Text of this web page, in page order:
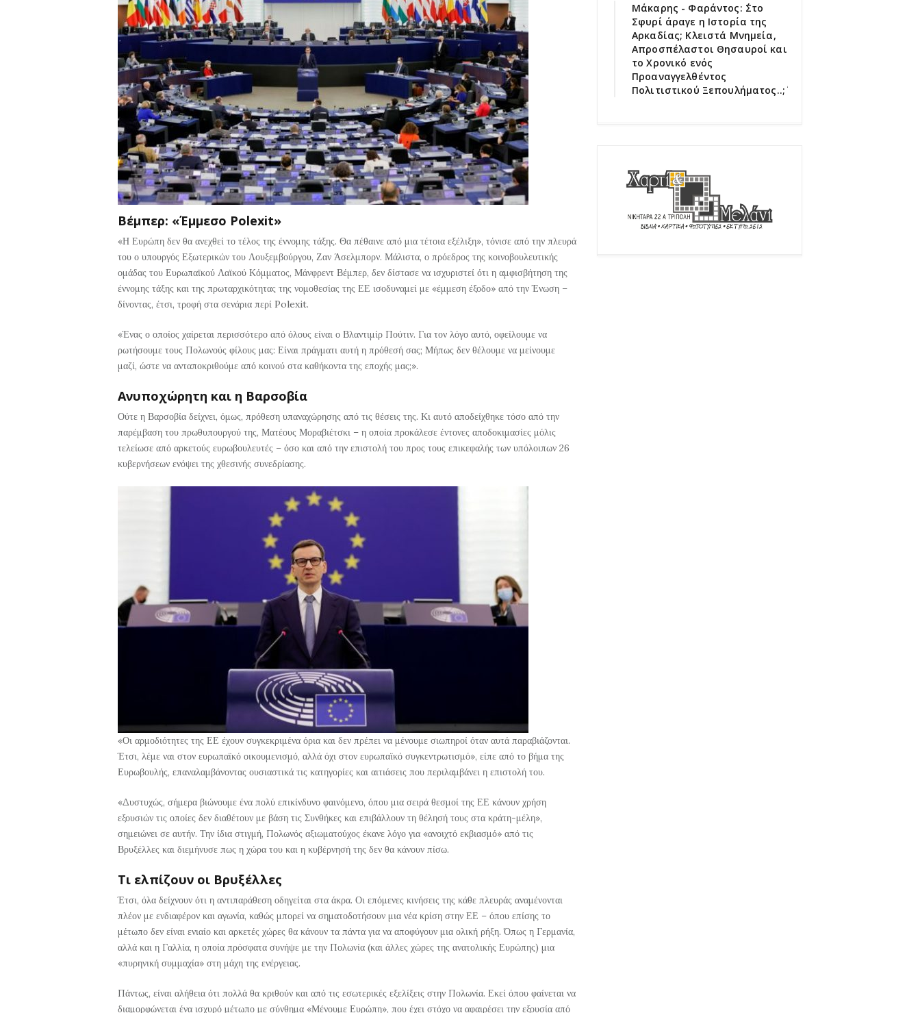
Βέμπερ: «Έμμεσο Polexit»
«Η Ευρώπη δεν θα ανεχθεί το τέλος της έννομης τάξης. Θα πέθαινε από μια τέτοια εξέλιξη», τόνισε από την πλευρά
του ο υπουργός Εξωτερικών του Λουξεμβούργου, Ζαν Άσελμπορν. Μάλιστα, ο πρόεδρος της κοινοβουλευτικής
ομάδας του Ευρωπαϊκού Λαϊκού Κόμματος, Μάνφρεντ Βέμπερ, δεν δίστασε να ισχυριστεί ότι η αμφισβήτηση της
έννομης τάξης και της πρωταρχικότητας της νομοθεσίας της ΕΕ ισοδυναμεί με «έμμεση έξοδο» από την Ένωση –
δίνοντας, έτσι, τροφή στα σενάρια περί Polexit.
«Ένας ο οποίος χαίρεται περισσότερο από όλους είναι ο Βλαντιμίρ Πούτιν. Για τον λόγο αυτό, οφείλουμε να
ρωτήσουμε τους Πολωνούς φίλους μας: Είναι πράγματι αυτή η πρόθεσή σας; Μήπως δεν θέλουμε να μείνουμε
μαζί, ώστε να ανταποκριθούμε από κοινού στα καθήκοντα της εποχής μας;».
Ανυποχώρητη και η Βαρσοβία
Ούτε η Βαρσοβία δείχνει, όμως, πρόθεση υπαναχώρησης από τις θέσεις της. Κι αυτό αποδείχθηκε τόσο από την
παρέμβαση του πρωθυπουργού της, Ματέους Μοραβιέτσκι – η οποία προκάλεσε έντονες αποδοκιμασίες μόλις
τελείωσε από αρκετούς ευρωβουλευτές – όσο και από την επιστολή του προς τους επικεφαλής των υπόλοιπων 26
κυβερνήσεων ενόψει της χθεσινής συνεδρίασης.
«Οι αρμοδιότητες της ΕΕ έχουν συγκεκριμένα όρια και δεν πρέπει να μένουμε σιωπηροί όταν αυτά παραβιάζονται.
Έτσι, λέμε ναι στον ευρωπαϊκό οικουμενισμό, αλλά όχι στον ευρωπαϊκό συγκεντρωτισμό», είπε από το βήμα της
Ευρωβουλής, επαναλαμβάνοντας ουσιαστικά τις κατηγορίες και αιτιάσεις που περιλαμβάνει η επιστολή του.
«Δυστυχώς, σήμερα βιώνουμε ένα πολύ επικίνδυνο φαινόμενο, όπου μια σειρά θεσμοί της ΕΕ κάνουν χρήση
εξουσιών τις οποίες δεν διαθέτουν με βάση τις Συνθήκες και επιβάλλουν τη θέλησή τους στα κράτη-μέλη»,
σημειώνει σε αυτήν. Την ίδια στιγμή, Πολωνός αξιωματούχος έκανε λόγο για «ανοιχτό εκβιασμό» από τις
Βρυξέλλες και διεμήνυσε πως η χώρα του και η κυβέρνησή της δεν θα κάνουν πίσω.
Τι ελπίζουν οι Βρυξέλλες
Έτσι, όλα δείχνουν ότι η αντιπαράθεση οδηγείται στα άκρα. Οι επόμενες κινήσεις της κάθε πλευράς αναμένονται
πλέον με ενδιαφέρον και αγωνία, καθώς μπορεί να σηματοδοτήσουν μια νέα κρίση στην ΕΕ – όπου επίσης το
μέτωπο δεν είναι ενιαίο και αρκετές χώρες θα κάνουν τα πάντα για να αποφύγουν μια ολική ρήξη. Όπως η Γερμανία,
αλλά και η Γαλλία, η οποία πρόσφατα συνήψε με την Πολωνία (και άλλες χώρες της ανατολικής Ευρώπης) μια
«πυρηνική συμμαχία» στη μάχη της ενέργειας.
Πάντως, είναι αλήθεια ότι πολλά θα κριθούν και από τις εσωτερικές εξελίξεις στην Πολωνία. Εκεί όπου φαίνεται να
διαμορφώνεται ένα ισχυρό μέτωπο με σύνθημα «Μένουμε Ευρώπη», που έχει στόχο να αφαιρέσει την εξουσία από
Μάκαρης - Φαράντος: ΄΄Στο
Σφυρί άραγε η Ιστορία της
Αρκαδίας; Κλειστά Μνημεία,
Απροσπέλαστοι Θησαυροί και
το Χρονικό ενός
Προαναγγελθέντος
Πολιτιστικού Ξεπουλήματος..;΄΄